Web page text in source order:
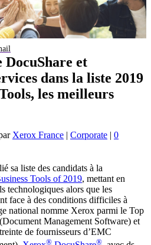
DocuShare et
dans la liste 2019
les meilleurs
Xerox France | Corporate | 0
sa liste des candidats à la
Tools of 2019, mettant en
technologiques alors que les
face à des conditions difficiles à
national nomme Xerox parmi le Top
Management Software) et
de fournisseurs d’EMC
® ®